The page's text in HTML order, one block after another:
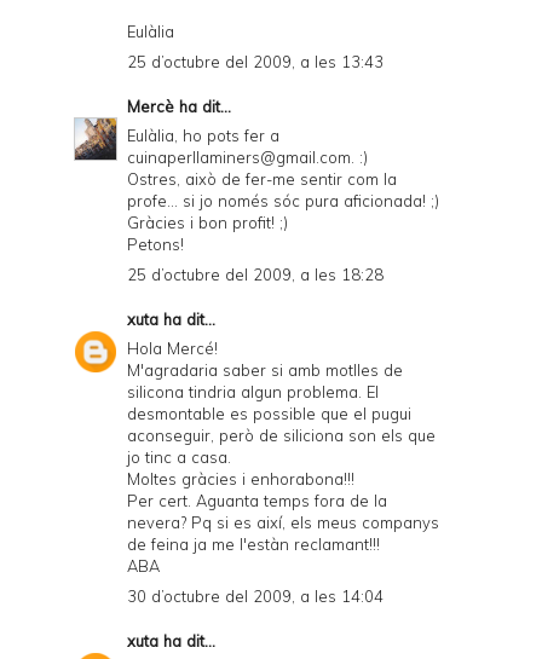
Eulàlia
25 d’octubre del 2009, a les 13:43
Mercè ha dit...
Eulàlia, ho pots fer a
cuinaperllaminers@gmail.com. :)
Ostres, això de fer-me sentir com la
profe... si jo només sóc pura aficionada! ;)
Gràcies i bon profit! ;)
Petons!
25 d’octubre del 2009, a les 18:28
xuta ha dit...
Hola Mercé!
M'agradaria saber si amb motlles de
silicona tindria algun problema. El
desmontable es possible que el pugui
aconseguir, però de siliciona son els que
jo tinc a casa.
Moltes gràcies i enhorabona!!!
Per cert. Aguanta temps fora de la
nevera? Pq si es així, els meus companys
de feina ja me l'estàn reclamant!!!
ABA
30 d’octubre del 2009, a les 14:04
xuta ha dit...